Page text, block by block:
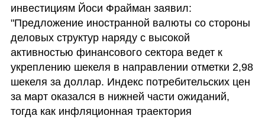
инвестициям Йоси Фрайман заявил:
"Предложение иностранной валюты со стороны
деловых структур наряду с высокой
активностью финансового сектора ведет к
укреплению шекеля в направлении отметки 2,98
шекеля за доллар. Индекс потребительских цен
за март оказался в нижней части ожиданий,
тогда как инфляционная траектория